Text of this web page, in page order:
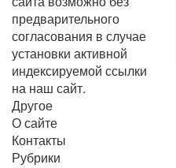
предварительного
согласования в случае
установки активной
индексируемой ссылки
на наш сайт.
Другое
О сайте
Контакты
Рубрики